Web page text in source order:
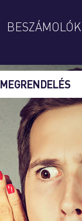
BESZÁMOLÓK
MEGRENDELÉS